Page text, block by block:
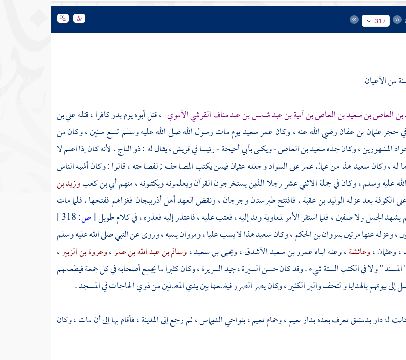
317
من الأعيان
العاص بن سعيد بن العاص بن أمية بن عبد شمس بن عبد مناف القرشي الأموي ، قتل أبوه يومبدركافرا ، قتلهعلي بن
في حجرعثمان بن عفانرضي الله عنه ، وكان عمرسعيديوم مات رسول الله صلى الله عليه وسلم تسع سنين ، وكان من
المشهورين ، وكان جدهسعيد بن العاص- ويكنىبأبي أحيحة- رئيسا فيقريش، يقال له : ذو التاج . لأنه كان إذا اعتم لا
له ، وكانسعيدهذا من عمالعمرعلىالسوادوجعلهعثمانفيمن يكتب المصاحف ; لفصاحته ، قالوا : وكان أشبه الناس
عليه وسلم ، وكان في جملة الاثني عشر رجلا الذين يستخرجون القرآن ويعلمونه ويكتبونه ، منهمأبي بن كعبوزيد بن
علىالكوفةبعد عزلهالوليد بن عقبة، فافتتحطبرستانوجرجان، ونقض العهدأهلأذربيجانفغزاهم ففتحها ، فلما مات
يشهد الجمل ولا صفين ، فلما استقر الأمرلمعاويةوفد إليه ، فعتب عليه ، فاعتذر إليه فعذره ، في كلام طويل[ص:
، وعزله عنها مرتينبمروان بن الحكم، وكانسعيدهذا لا يسبعليا،ومروانيسبه ، وروى عن النبي صلى الله عليه وسلم
،وعثمان،وعائشة، وعنه ابناهعمرو بن سعيد الأشدق،ويحيى بن سعيد،وسالم بن عبد الله بن عمر،وعروة بن الزبير،
" ولا في الكتب الستة شيء . وقد كان حسن السيرة ، جيد السريرة ، وكان كثيرا ما يجمع أصحابه في كل جمعة فيطعمهم
بيوتهم بالهدايا والتحف والبر الكثير ، وكان يصر الصرر فيضعها بين يدي المصلين من ذوي الحاجات في المسجد .
له داربدمشقتعرف بعده بدار نعيم ، وحمام نعيم ، بنواحيالديماس، ثم رجع إلىالمدينة، فأقام بها إلى أن مات ، وكان